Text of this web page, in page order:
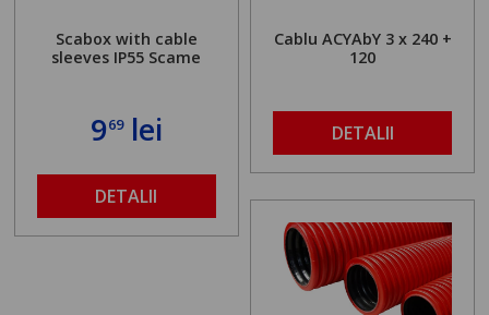
Scabox with cable
sleeves IP55 Scame
969lei
DETALII
Cablu ACYAbY 3 x 240 +
120
DETALII